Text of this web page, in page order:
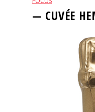
Reportages
événements
Spiritueux
— CUVÉE